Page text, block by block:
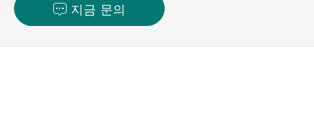
 지금 문의